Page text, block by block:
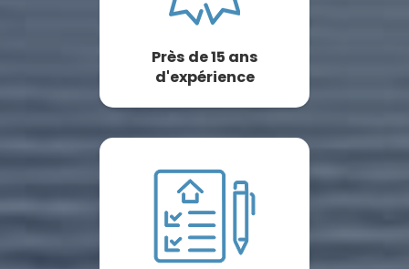
Près de 15 ans
d'expérience